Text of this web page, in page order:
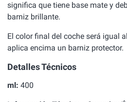
significa que tiene base mate y
barniz brillante.
El color final del coche será igual
aplica encima un barniz protector.
Detalles Técnicos
ml: 400